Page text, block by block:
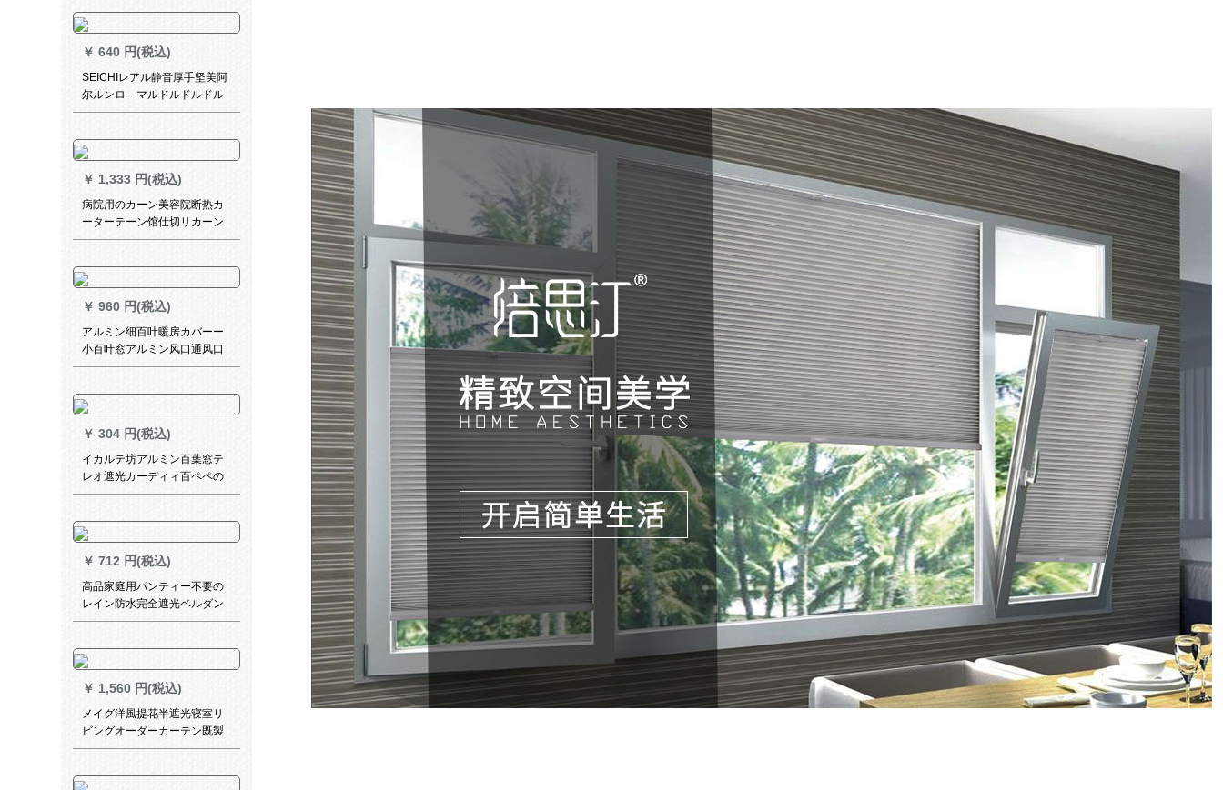
ペペペペペペペペペペペペペ
ペペペペペペペペペペペペペ
ペペペペペペペペペペペペペ
ペペペペペクレス加工）は何
メートの撮影が必要ですか？
ランダ寝室リビト掃き出し窓
城砦カーテテリングリングリ
ングリング幅2.5メトル高*2.7
メトル
￥ 640 円(税込)
SEICHIレアル静音厚手坚美阿
尔ルンロ―マルドルドルドル
ドルドカーリングのテーリン
象牙の白双竿一メ-トル単价が
あります。
￥ 1,333 円(税込)
病院用のカーン美容院断热カ
ーターテーン馆仕切リカーン
クレジックライン()幅3.5 X高
￥ 960 円(税込)
アルミン细百叶暖房カバーー
小百叶窓アルミン风口通风口
防雨ブレインドオーダメード
￥ 304 円(税込)
イカルテ坊アルミン百葉窓テ
レオ遮光カーディィ百ペペの
レン·ダオ·カーーディオ·ド引
￥ 712 円(税込)
高品家庭用パンティー不要の
レイン防水完全遮光ベルダン
トの寝室リビグレンリフトカ
GPJ 111 Q免标価は1平方メト
ルの単价-1メトルで计算しま
す。
￥ 1,560 円(税込)
メイグ洋風提花半遮光寝室リ
ビングオーダーカーテン既製
カーテン布料レースカーテン
ク 3.0米宽*2.65米高